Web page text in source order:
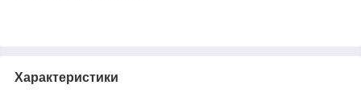
Характеристики